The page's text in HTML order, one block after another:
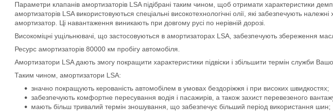
Параметри клапанів амортизаторів LSA підібрані таким чином, щоб отримати характеристики
амортизаторів LSA використовуються спеціальні високотехнологічні олії, які забезпечують
амортизатор. Ці навантаження виникають при довгому русі по нерівній дорозі.
Високоміцні ущільнювачі, що застосовуються в амортизаторах LSA, забезпечують збереження
Ресурс амортизаторів 80000 км пробігу автомобіля.
Амортизатори LSA дають змогу покращити характеристики підвіски і збільшити термін служби
Таким чином, амортизатори LSA:
значно покращують керованість автомобілем в умовах бездоріжжя і при високих швидкостях;
забезпечують комфортне пересування водія і пасажирів, а також захист перевезеного
мають більш тривалий термін зношування, що забезпечує більший період використання шин;